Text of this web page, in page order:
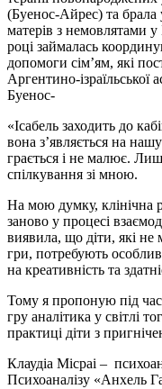
(Буенос-Айрес) та брала
матерів з немовлятами у
році займалась
допомоги сім’ям, які
Аргентино-
Буенос-
«Ісабель заходить до
вона з’являється на
грається і не малює.
спілкування зі мною.
На мою думку, клінічна
заново у процесі
виявила, що діти, які не
гри, потребують
на креативність та
Тому я пропоную під
гру аналітика у світлі
практиці діти з
Клаудіа Місраі –
Психоаналізу «Анхель